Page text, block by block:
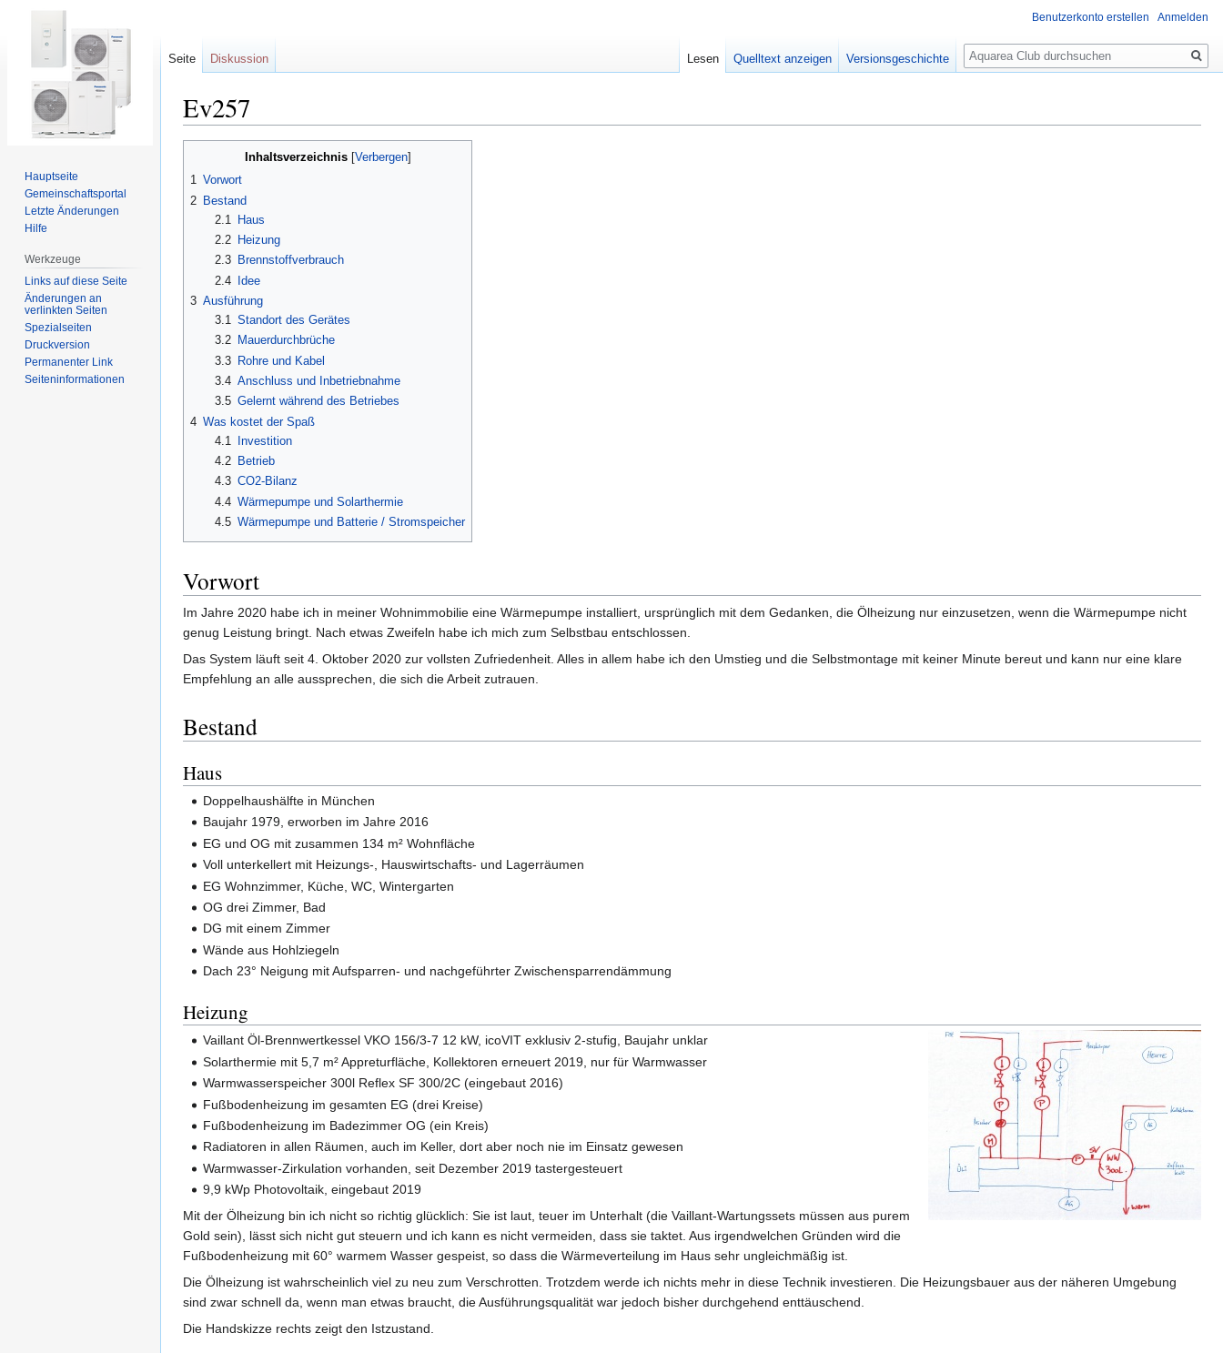
Ev257
Inhaltsverzeichnis
1 Vorwort
2 Bestand
2.1
Haus
2.2
Heizung
2.3
Brennstoffverbrauch
2.4
Idee
3 Ausführung
3.1 Standort des Gerätes
3.2
Mauerdurchbrüche
3.3 Rohre und Kabel
3.4 Anschluss und Inbetriebnahme
3.5 Gelernt während des Betriebes
4 Was kostet der Spaß
4.1
Investition
4.2
Betrieb
4.3 CO2-Bilanz
4.4 Wärmepumpe und Solarthermie
4.5 Wärmepumpe und Batterie / Stromspeicher
Vorwort
Im Jahre 2020 habe ich in meiner Wohnimmobilie eine Wärmepumpe installiert, ursprünglich mit dem Gedanken, die Ölheizung nur einzusetzen, wenn die Wärmepumpe nicht
genug Leistung bringt. Nach etwas Zweifeln habe ich mich zum Selbstbau entschlossen.
Das System läuft seit 4. Oktober 2020 zur vollsten Zufriedenheit. Alles in allem habe ich den Umstieg und die Selbstmontage mit keiner Minute bereut und kann nur eine klare
Empfehlung an alle aussprechen, die sich die Arbeit zutrauen.
Bestand
Haus
Doppelhaushälfte in München
Baujahr 1979, erworben im Jahre 2016
EG und OG mit zusammen 134 m² Wohnfläche
Voll unterkellert mit Heizungs-, Hauswirtschafts- und Lagerräumen
EG Wohnzimmer, Küche, WC, Wintergarten
OG drei Zimmer, Bad
DG mit einem Zimmer
Wände aus Hohlziegeln
Dach 23° Neigung mit Aufsparren- und nachgeführter Zwischensparrendämmung
Heizung
Vaillant Öl-Brennwertkessel VKO 156/3-7 12 kW, icoVIT exklusiv 2-stufig, Baujahr unklar
Solarthermie mit 5,7 m² Appreturfläche, Kollektoren erneuert 2019, nur für Warmwasser
Warmwasserspeicher 300l Reflex SF 300/2C (eingebaut 2016)
Fußbodenheizung im gesamten EG (drei Kreise)
Fußbodenheizung im Badezimmer OG (ein Kreis)
Radiatoren in allen Räumen, auch im Keller, dort aber noch nie im Einsatz gewesen
Warmwasser-Zirkulation vorhanden, seit Dezember 2019 tastergesteuert
9,9 kWp Photovoltaik, eingebaut 2019
Mit der Ölheizung bin ich nicht so richtig glücklich: Sie ist laut, teuer im Unterhalt (die Vaillant-Wartungssets müssen aus purem
Gold sein), lässt sich nicht gut steuern und ich kann es nicht vermeiden, dass sie taktet. Aus irgendwelchen Gründen wird die
Fußbodenheizung mit 60° warmem Wasser gespeist, so dass die Wärmeverteilung im Haus sehr ungleichmäßig ist.
Die Ölheizung ist wahrscheinlich viel zu neu zum Verschrotten. Trotzdem werde ich nichts mehr in diese Technik investieren. Die Heizungsbauer aus der näheren Umgebung
sind zwar schnell da, wenn man etwas braucht, die Ausführungsqualität war jedoch bisher durchgehend enttäuschend.
Die Handskizze rechts zeigt den Istzustand.
Benutzerkonto erstellen Anmelden
Seite Diskussion Lesen Quelltext anzeigen Versionsgeschichte
Suche
Hauptseite
Gemeinschafts­portal
Letzte Änderungen
Hilfe
Werkzeuge
Links auf diese Seite
Änderungen an
verlinkten Seiten
Spezialseiten
Druckversion
Permanenter Link
Seiten­informationen